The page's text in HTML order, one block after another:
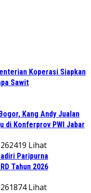
Koperasi Siapkan
Sawit
Kang Andy Jualan
di Konferprov PWI Jabar
2419 Lihat
Paripurna
Tahun 2026
1874 Lihat